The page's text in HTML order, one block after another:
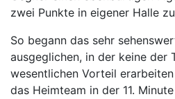
zwei Punkte in eigener Halle
So begann das sehr
ausgeglichen, in der keine der
wesentlichen Vorteil
das Heimteam in der 11.